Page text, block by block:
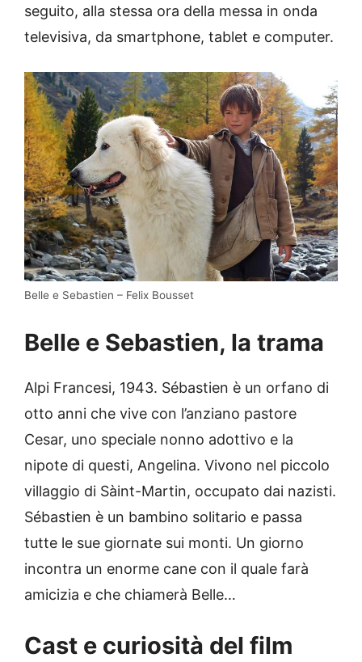
seguito, alla stessa ora della messa in onda
televisiva, da smartphone, tablet e computer.
Belle e Sebastien – Felix Bousset
Belle e Sebastien, la trama
Alpi Francesi, 1943. Sébastien è un orfano di
otto anni che vive con l’anziano pastore
Cesar, uno speciale nonno adottivo e la
nipote di questi, Angelina. Vivono nel piccolo
villaggio di Sàint-Martin, occupato dai nazisti.
Sébastien è un bambino solitario e passa
tutte le sue giornate sui monti. Un giorno
incontra un enorme cane con il quale farà
amicizia e che chiamerà Belle…
Cast e curiosità del film